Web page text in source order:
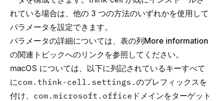
れている場合は、他の 3 つの方法のいずれかを使用して
パラメータを設定できます。
パラメータの詳細については、表の列More information
の関連トピックへのリンクを参照してください。
macOS については、以下に列記されているキーすべて
にcom.think-cell.settings. のプレフィックスを
付け、 com.microsoft.office ドメインをターゲット